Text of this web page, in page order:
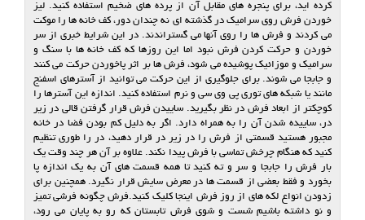
در خواست سرویس
کرده اید، برای پنجره های مقابل آن از پرده های ضخیم استفاده کنید. لیز
خوردن فرش روی سرامیک در گذشته ای نه چندان دور، کف خانه ها را موکت
می کردند و فرش ها را روی آنها می گستراندند. در این شرایط خبری از سر
خوردن و حرکت کردن فرش نبود اما این روزها که کف خانه ها با سنگ و
سرامیک و موزائیک پوشیده می شود، فرش ها بر اثر پاخوردن حرکت می کنند
و جابجا می شوند. برای جلوگیری از این حرکت می توانید از آسترهای اسفنج
مانند یا شبکه های توری پی وی سی و نرم استفاده کنید. اندازه این آسترها را
کوچکتر از ابعاد فرش در نظر بگیرید. ساییدن فرش قرار گرفتن قالی در زیر
در، ساییده شدن آن را به همراه دارد. اگر به دلیل کم بودن فضا در خانه
مجبور هستید قسمتی از فرش را در زیر در قرار دهید، در را طوری تنظیم
کنید که هنگام چرخش تماسی با فرش پیدا نکند. علاوه بر آن هر چند وقت یک
بار فرش را جابجا و سر و ته کنید تا همه قسمت های آن به یک اندازه پا
بخورد و فقط بعضی از قسمت ها در معرض سایش قرار نگیرد. همچنین برای
زدودن انواع لکه های از روز فرش اینجا کلیک کنید.فرش چگونه فرشی تمیز
و نو داشته باشیم شست و شوی فرش تابستان که رو به پایان می رود،